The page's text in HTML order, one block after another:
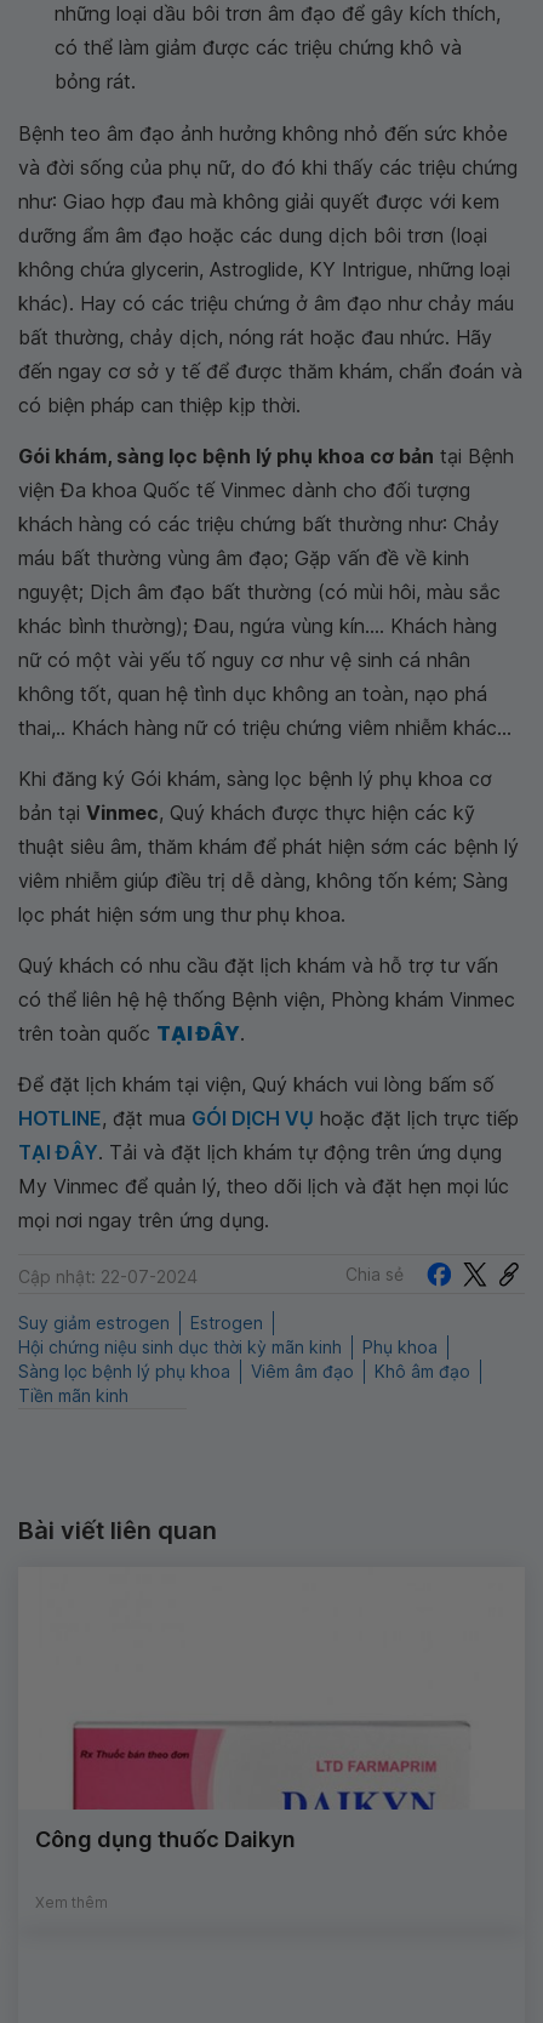
những loại dầu bôi trơn âm đạo để gây kích thích,
có thể làm giảm được các triệu chứng khô và
bỏng rát.
Bệnh teo âm đạo ảnh hưởng không nhỏ đến sức khỏe
và đời sống của phụ nữ, do đó khi thấy các triệu chứng
như: Giao hợp đau mà không giải quyết được với kem
dưỡng ẩm âm đạo hoặc các dung dịch bôi trơn (loại
không chứa glycerin, Astroglide, KY Intrigue, những loại
khác). Hay có các triệu chứng ở âm đạo như chảy máu
bất thường, chảy dịch, nóng rát hoặc đau nhức. Hãy
đến ngay cơ sở y tế để được thăm khám, chẩn đoán và
có biện pháp can thiệp kịp thời.
Gói khám, sàng lọc bệnh lý phụ khoa cơ bản tại Bệnh
viện Đa khoa Quốc tế Vinmec dành cho đối tượng
khách hàng có các triệu chứng bất thường như: Chảy
máu bất thường vùng âm đạo; Gặp vấn đề về kinh
nguyệt; Dịch âm đạo bất thường (có mùi hôi, màu sắc
khác bình thường); Đau, ngứa vùng kín.... Khách hàng
nữ có một vài yếu tố nguy cơ như vệ sinh cá nhân
không tốt, quan hệ tình dục không an toàn, nạo phá
thai,.. Khách hàng nữ có triệu chứng viêm nhiễm khác...
Khi đăng ký Gói khám, sàng lọc bệnh lý phụ khoa cơ
bản tại Vinmec, Quý khách được thực hiện các kỹ
thuật siêu âm, thăm khám để phát hiện sớm các bệnh lý
viêm nhiễm giúp điều trị dễ dàng, không tốn kém; Sàng
lọc phát hiện sớm ung thư phụ khoa.
Quý khách có nhu cầu đặt lịch khám và hỗ trợ tư vấn
có thể liên hệ hệ thống Bệnh viện, Phòng khám Vinmec
trên toàn quốc TẠI ĐÂY.
Để đặt lịch khám tại viện, Quý khách vui lòng bấm số
HOTLINE, đặt mua GÓI DỊCH VỤ hoặc đặt lịch trực tiếp
TẠI ĐÂY. Tải và đặt lịch khám tự động trên ứng dụng
My Vinmec để quản lý, theo dõi lịch và đặt hẹn mọi lúc
mọi nơi ngay trên ứng dụng.
Cập nhật: 22-07-2024 Chia sẻ
Suy giảm estrogen
Estrogen
Hội chứng niệu sinh dục thời kỳ mãn kinh
Phụ khoa
Sàng lọc bệnh lý phụ khoa
Viêm âm đạo
Khô âm đạo
Tiền mãn kinh
Bài viết liên quan
Công dụng thuốc Daikyn
Xem thêm